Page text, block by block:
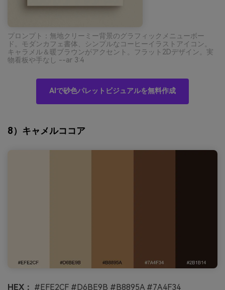
プロンプト：無地クリーミー背景のグラフィックメニューボー
ド。モダンカフェ書体、シンプルなコーヒーイラストアイコン。
キャラメル＆暖ブラウンがアクセント。フラット2Dデザイン。実
物看板や手なし --ar 3:4
AIで砂色パレットビジュアルを無料作成
8）キャメルココア
HEX： #EFE2CF #D6BE9B #B8895A #7A4F34